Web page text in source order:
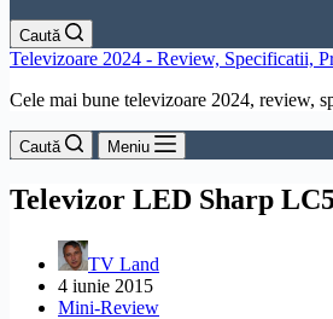
Caută
Televizoare 2024 - Review, Specificatii,
Cele mai bune televizoare 2024, review,
Caută Meniu
Televizor LED Sharp
TV Land
4 iunie 2015
Mini-Review